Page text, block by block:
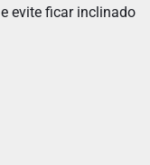
evite ficar inclinado